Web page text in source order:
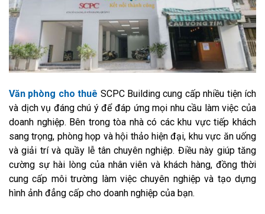
Văn phòng cho thuê SCPC Building cung cấp nhiều tiện ích
và dịch vụ đáng chú ý để đáp ứng mọi nhu cầu làm việc của
doanh nghiệp. Bên trong tòa nhà có các khu vực tiếp khách
sang trọng, phòng họp và hội thảo hiện đại, khu vực ăn uống
và giải trí và quầy lễ tân chuyên nghiệp. Điều này giúp tăng
cường sự hài lòng của nhân viên và khách hàng, đồng thời
cung cấp môi trường làm việc chuyên nghiệp và tạo dựng
hình ảnh đẳng cấp cho doanh nghiệp của bạn.